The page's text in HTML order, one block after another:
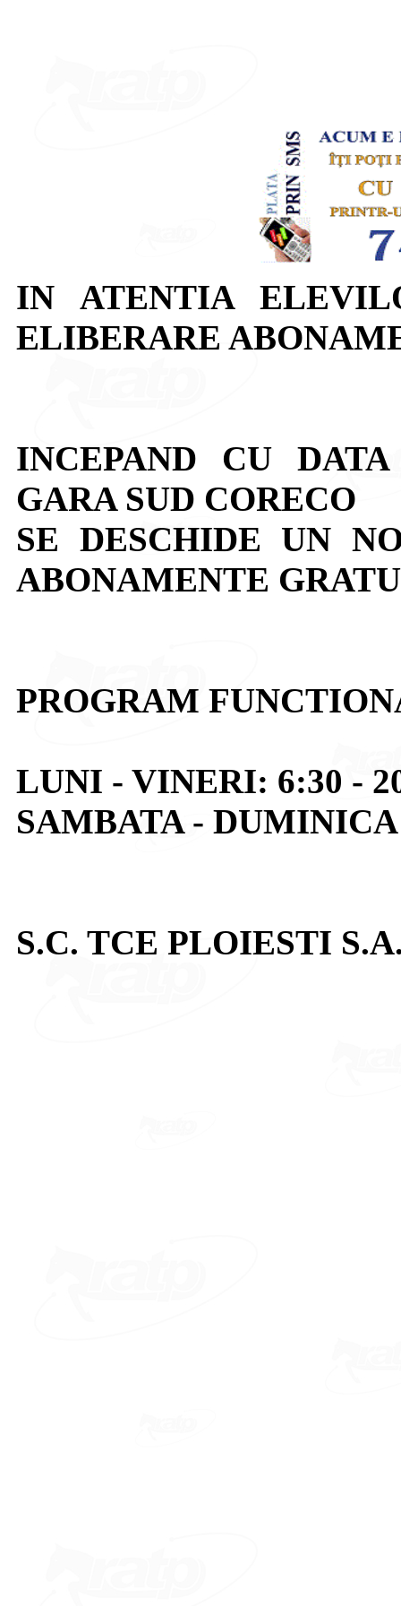
IN ATENTIA
ELIBERARE
INCEPAND CU
GARA SUD CORECO
SE DESCHIDE UN
ABONAMENTE
PROGRAM
LUNI - VINERI: 6:30 -
SAMBATA -
S.C. TCE PLOIESTI